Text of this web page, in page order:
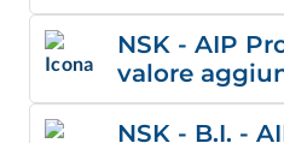
NSK - AIP
valore
NSK - B.I. -